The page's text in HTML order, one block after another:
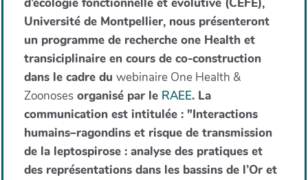
d’écologie fonctionnelle et évolutive (CEFE),
Université de Montpellier, nous présenteront
un programme de recherche one Health et
transiciplinaire en cours de co-construction
dans le cadre du webinaire One Health &
Zoonoses organisé par le RAEE. La
communication est intitulée : "Interactions
humains–ragondins et risque de transmission
de la leptospirose : analyse des pratiques et
des représentations dans les bassins de l’Or et